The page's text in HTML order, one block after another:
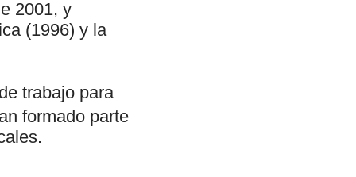
2001, y
(1996) y la
trabajo para
formado parte